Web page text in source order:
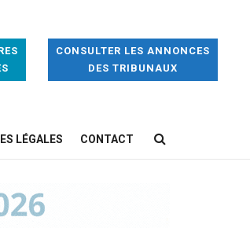
CONSULTER LES ANNONCES
DES TRIBUNAUX
LÉGALES CONTACT